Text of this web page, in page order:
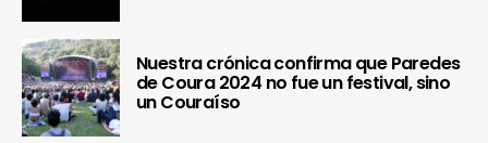
Nuestra crónica confirma que Paredes
de Coura 2024 no fue un festival, sino
un Couraíso